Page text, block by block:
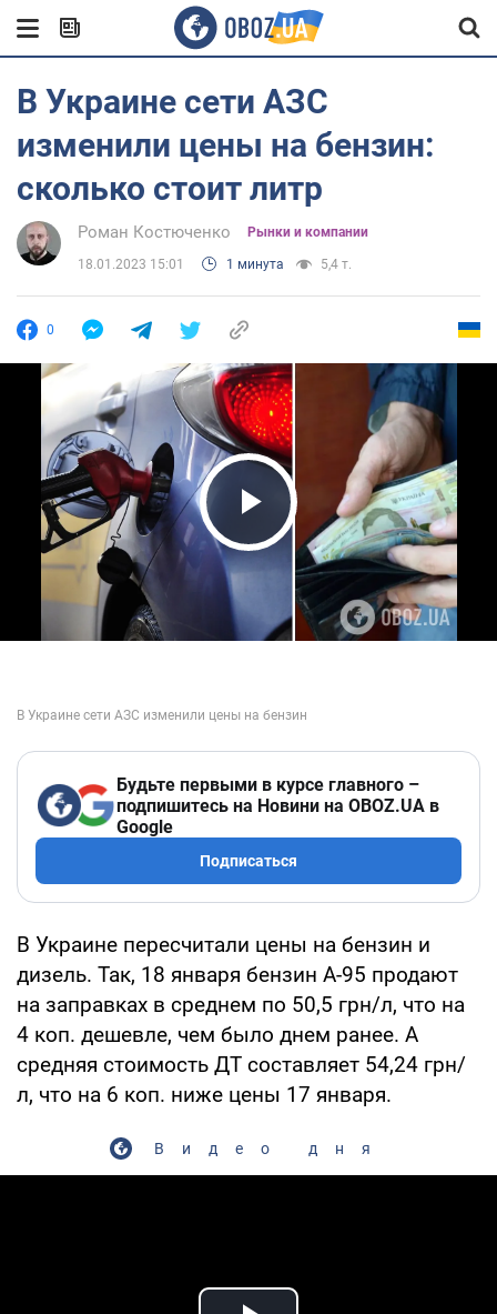
В Украине сети АЗС
изменили цены на бензин:
сколько стоит литр
Роман Костюченко Рынки и компании
18.01.2023 15:01 1 минута 5,4 т.
0
Play Video
Будьте первыми в курсе главного –
подпишитесь на Новини на OBOZ.UA в
Google
Подписаться
В Украине пересчитали цены на бензин и
дизель. Так, 18 января бензин А-95 продают
на заправках в среднем по 50,5 грн/л, что на
4 коп. дешевле, чем было днем ранее. А
средняя стоимость ДТ составляет 54,24 грн/
л, что на 6 коп. ниже цены 17 января.
Видео дня